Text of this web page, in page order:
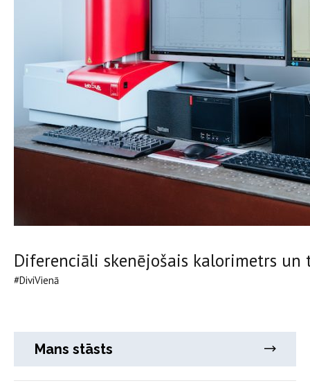
Diferenciāli skenējošais kalorimetrs un
#DiviVienā
Mans stāsts